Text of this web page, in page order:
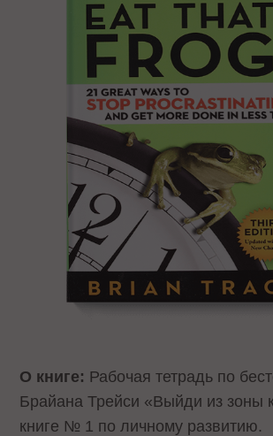
О книге: Рабочая тетрадь по
Брайана Трейси «Выйди из зоны
книге № 1 по личному развитию.